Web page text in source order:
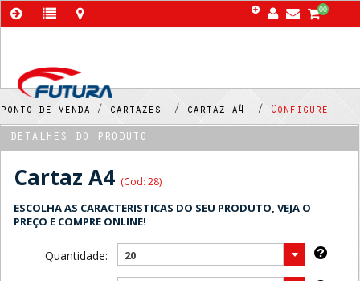
00
ponto de venda / cartazes / cartaz a4 / Configure
DETALHES DO PRODUTO
Cartaz A4 (Cod: 28)
ESCOLHA AS CARACTERISTICAS DO SEU PRODUTO, VEJA O
PREÇO E COMPRE ONLINE!
Quantidade: 20